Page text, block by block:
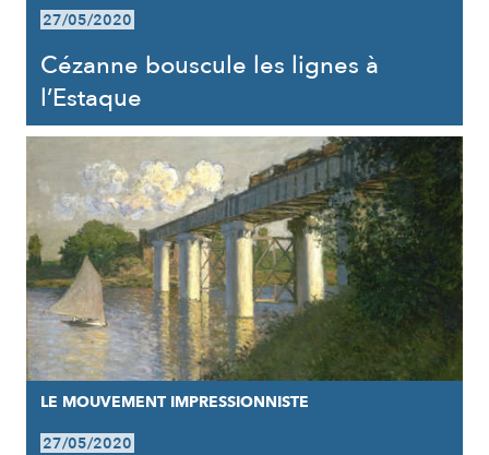
27/05/2020
Cézanne bouscule les lignes à
l’Estaque
LE MOUVEMENT IMPRESSIONNISTE
27/05/2020